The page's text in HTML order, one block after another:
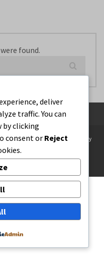
found.
2026
Dziennik elektroniczny
– profilaktyczny
Licealnych
deliver
traffic. You can
by clicking
consent orReject